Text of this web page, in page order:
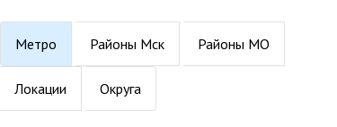
Метро Районы Мск Районы МО
Локации Округа